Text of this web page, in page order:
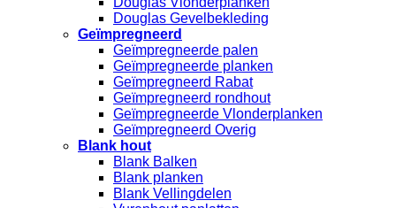
Douglas Gevelbekleding
Geïmpregneerd
Geïmpregneerde palen
Geïmpregneerde planken
Geïmpregneerd Rabat
Geïmpregneerd rondhout
Geïmpregneerde Vlonderplanken
Geïmpregneerd Overig
Blank hout
Blank Balken
Blank planken
Blank Vellingdelen